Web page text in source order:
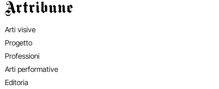
Artribune
Arti visive
Progetto
Professioni
Arti performative
Editoria